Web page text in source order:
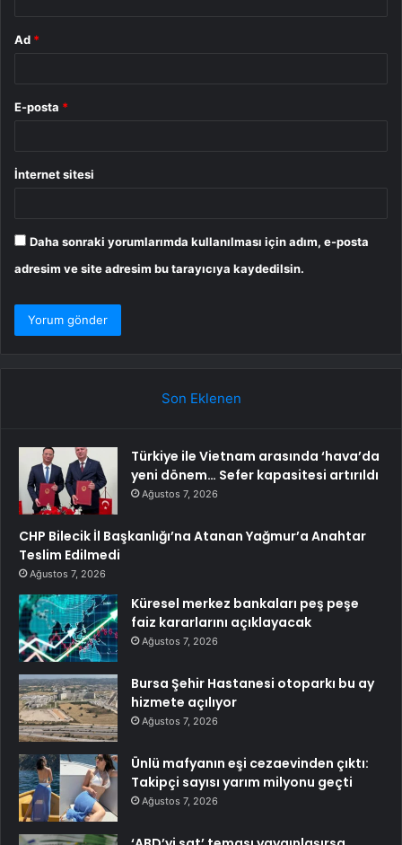
Ad *
E-posta *
İnternet sitesi
Daha sonraki yorumlarımda kullanılması için adım, e-posta
adresim ve site adresim bu tarayıcıya kaydedilsin.
Son Eklenen
Türkiye ile Vietnam arasında ‘hava’da
yeni dönem… Sefer kapasitesi artırıldı
Ağustos 7, 2026
CHP Bilecik İl Başkanlığı’na Atanan Yağmur’a Anahtar
Teslim Edilmedi
Ağustos 7, 2026
Küresel merkez bankaları peş peşe
faiz kararlarını açıklayacak
Ağustos 7, 2026
Bursa Şehir Hastanesi otoparkı bu ay
hizmete açılıyor
Ağustos 7, 2026
Ünlü mafyanın eşi cezaevinden çıktı:
Takipçi sayısı yarım milyonu geçti
Ağustos 7, 2026